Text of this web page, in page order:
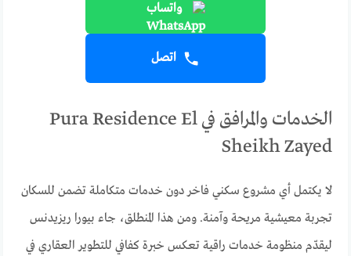
واتساب
اتصل
الخدمات والمرافق في Pura Residence El
Sheikh Zayed
لا يكتمل أي مشروع سكني فاخر دون خدمات متكاملة تضمن للسكان
تجربة معيشية مريحة وآمنة. ومن هذا المنطلق، جاء بيورا ريزيدنس
ليقدّم منظومة خدمات راقية تعكس خبرة كفافي للتطوير العقاري في